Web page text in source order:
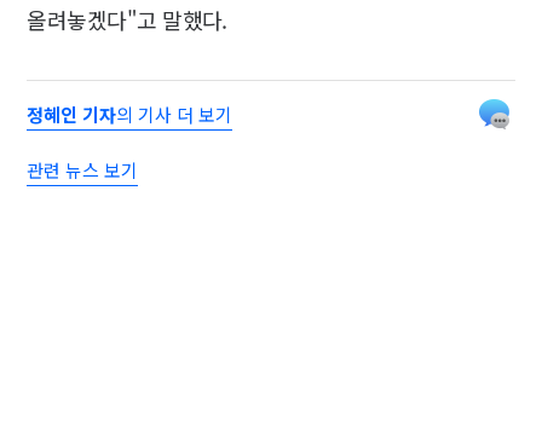
올려놓겠다"고 말했다.
정혜인 기자의 기사 더 보기
관련 뉴스 보기